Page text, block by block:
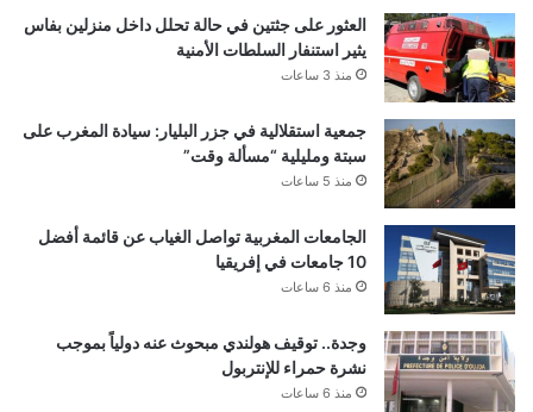
العثور على جثتين في حالة تحلل داخل منزلين بفاس
يثير استنفار السلطات الأمنية
منذ 3 ساعات
جمعية استقلالية في جزر البليار: سيادة المغرب على
سبتة ومليلية “مسألة وقت”
منذ 5 ساعات
الجامعات المغربية تواصل الغياب عن قائمة أفضل
10 جامعات في إفريقيا
منذ 6 ساعات
وجدة.. توقيف هولندي مبحوث عنه دولياً بموجب
نشرة حمراء للإنتربول
منذ 6 ساعات